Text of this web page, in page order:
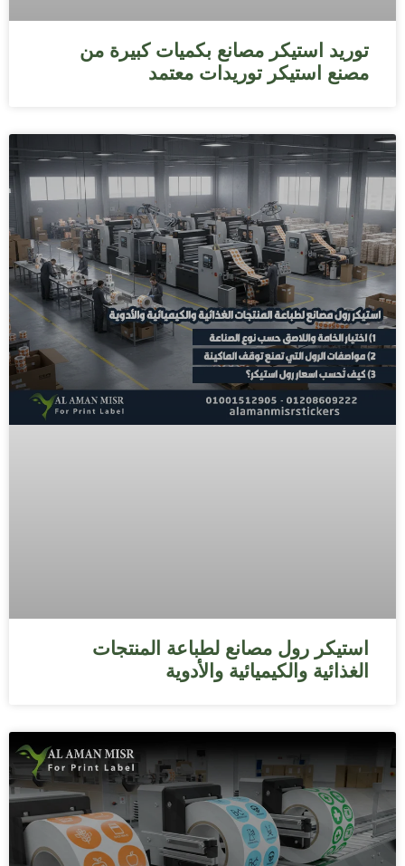
توريد استيكر مصانع بكميات كبيرة من
مصنع استيكر توريدات معتمد
استيكر رول مصانع لطباعة المنتجات
الغذائية والكيميائية والأدوية